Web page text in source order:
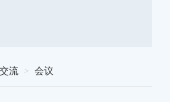
流 会议